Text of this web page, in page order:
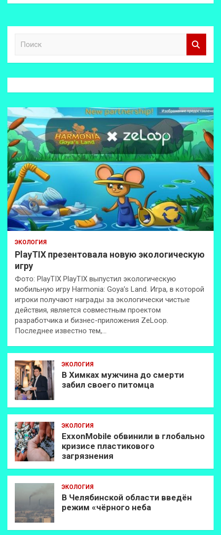
к
ЭКОЛОГИЯ
PlayTIX презентовала новую экологическую
игру
Фото: PlayTIX PlayTIX выпустил экологическую
мобильную игру Harmonia: Goya’s Land. Игра, в которой
игроки получают награды за экологически чистые
действия, является совместным проектом
разработчика и бизнес-приложения ZeLoop.
Последнее известно тем,…
ЭКОЛОГИЯ
В Химках мужчина до смерти
забил своего питомца
ЭКОЛОГИЯ
ExxonMobilе обвинили в глобально
кризисе пластикового
загрязнения
ЭКОЛОГИЯ
В Челябинской области введён
режим «чёрного неба